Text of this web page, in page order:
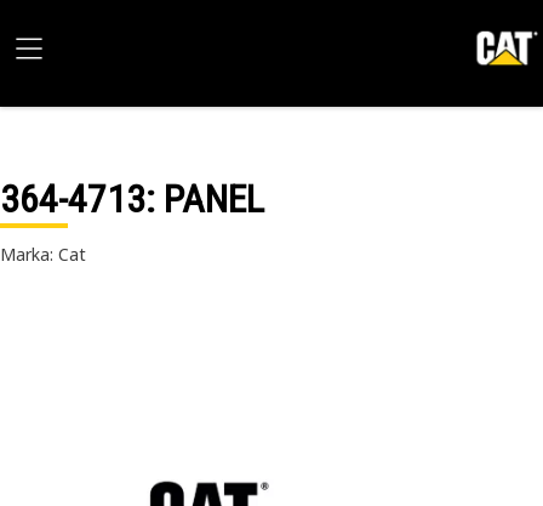
364-4713: PANEL
Marka: Cat